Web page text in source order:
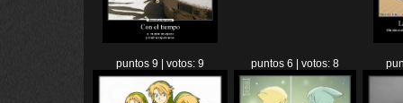
puntos 9 | votos: 9 puntos 6 | votos: 8